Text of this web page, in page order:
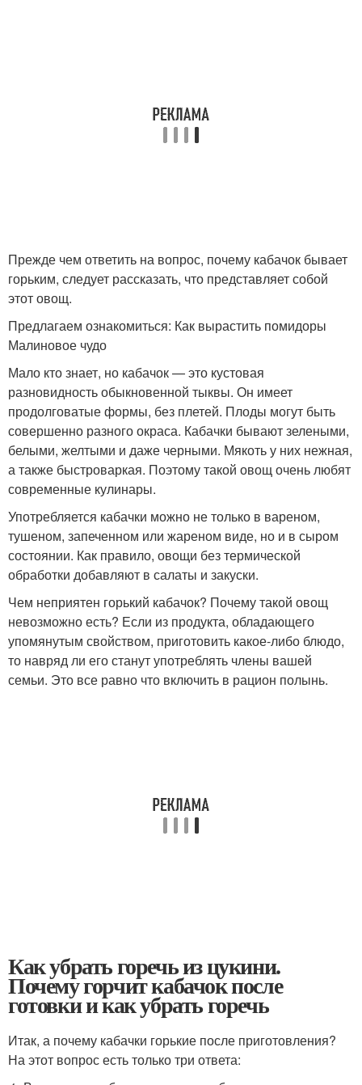
Прежде чем ответить на вопрос, почему кабачок бывает
горьким, следует рассказать, что представляет собой
этот овощ.
Предлагаем ознакомиться: Как вырастить помидоры
Малиновое чудо
Мало кто знает, но кабачок — это кустовая
разновидность обыкновенной тыквы. Он имеет
продолговатые формы, без плетей. Плоды могут быть
совершенно разного окраса. Кабачки бывают зелеными,
белыми, желтыми и даже черными. Мякоть у них нежная,
а также быстроваркая. Поэтому такой овощ очень любят
современные кулинары.
Употребляется кабачки можно не только в вареном,
тушеном, запеченном или жареном виде, но и в сыром
состоянии. Как правило, овощи без термической
обработки добавляют в салаты и закуски.
Чем неприятен горький кабачок? Почему такой овощ
невозможно есть? Если из продукта, обладающего
упомянутым свойством, приготовить какое-либо блюдо,
то навряд ли его станут употреблять члены вашей
семьи. Это все равно что включить в рацион полынь.
Как убрать горечь из цукини.
Почему горчит кабачок после
готовки и как убрать горечь
Итак, а почему кабачки горькие после приготовления?
На этот вопрос есть только три ответа: